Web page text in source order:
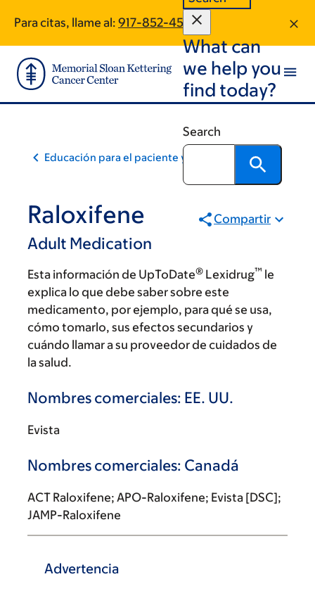
main
content
footer
Para citas, llame al: 917-852-4582
What can
we help you
find today?
Search
Educación para el paciente y la comunidad
Raloxifene
Adult Medication
Compartir
Esta información de UpToDate® Lexidrug™ le
explica lo que debe saber sobre este
medicamento, por ejemplo, para qué se usa,
cómo tomarlo, sus efectos secundarios y
cuándo llamar a su proveedor de cuidados de
la salud.
Nombres comerciales: EE. UU.
Evista
Nombres comerciales: Canadá
ACT Raloxifene; APO-Raloxifene; Evista [DSC];
JAMP-Raloxifene
Advertencia